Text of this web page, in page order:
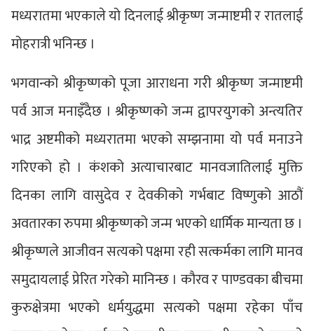
मध्यरातमा भएकाले यो दिनलाई श्रीकृष्ण जन्माष्टमी र रातलाई
मोहरात्री भनिन्छ ।
भगवान्को श्रीकृष्णको पूजा आराधना गरी श्रीकृष्ण जन्माष्टमी
पर्व आज मनाइँदैछ । श्रीकृष्णको जन्म द्वापरयुगको अन्त्यतिर
भाद्र अष्टमीको मध्यरातमा भएको सम्झनामा यो पर्व मनाउने
गरिएको हो । कंशको अत्याचारबाट मानवजातिलाई मुक्ति
दिनका लागि वासुदेव र देवकीको गर्भबाट विष्णुको आठौं
अवतारका रुपमा श्रीकृष्णको जन्म भएको धार्मिक मान्यता छ ।
श्रीकृष्णले आजीवन सत्यको पक्षमा रही सत्कर्मका लागि मानव
समुदायलाई प्रेरित गरेको मानिन्छ । कौरव र पाण्डवका बीचमा
कुरुक्षेत्रमा भएको धर्मयुद्धमा सत्यको पक्षमा रहेका पाँच